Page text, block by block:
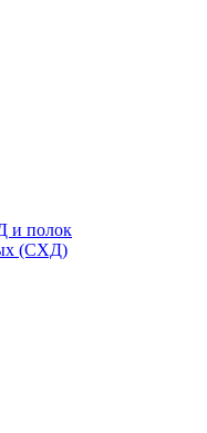
и полок
(СХД)